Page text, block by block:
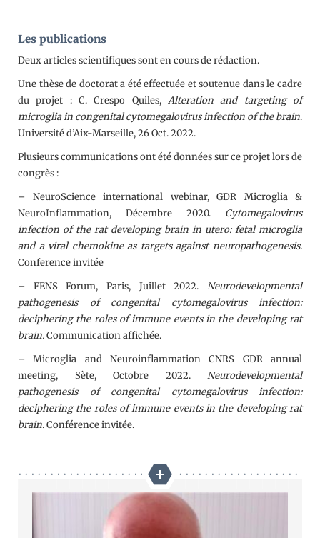
Les publications
Deux articles scientifiques sont en cours de rédaction.
Une thèse de doctorat a été effectuée et soutenue dans le cadre
du projet : C. Crespo Quiles, Alteration and targeting of
microglia in congenital cytomegalovirus infection of the brain.
Université d’Aix-Marseille, 26 Oct. 2022.
Plusieurs communications ont été données sur ce projet lors de
congrès :
– NeuroScience international webinar, GDR Microglia &
NeuroInflammation, Décembre 2020. Cytomegalovirus
infection of the rat developing brain in utero: fetal microglia
and a viral chemokine as targets against neuropathogenesis.
Conference invitée
– FENS Forum, Paris, Juillet 2022. Neurodevelopmental
pathogenesis of congenital cytomegalovirus infection:
deciphering the roles of immune events in the developing rat
brain.Communication affichée.
– Microglia and Neuroinflammation CNRS GDR annual
meeting, Sète, Octobre 2022. Neurodevelopmental
pathogenesis of congenital cytomegalovirus infection:
deciphering the roles of immune events in the developing rat
brain.Conférence invitée.